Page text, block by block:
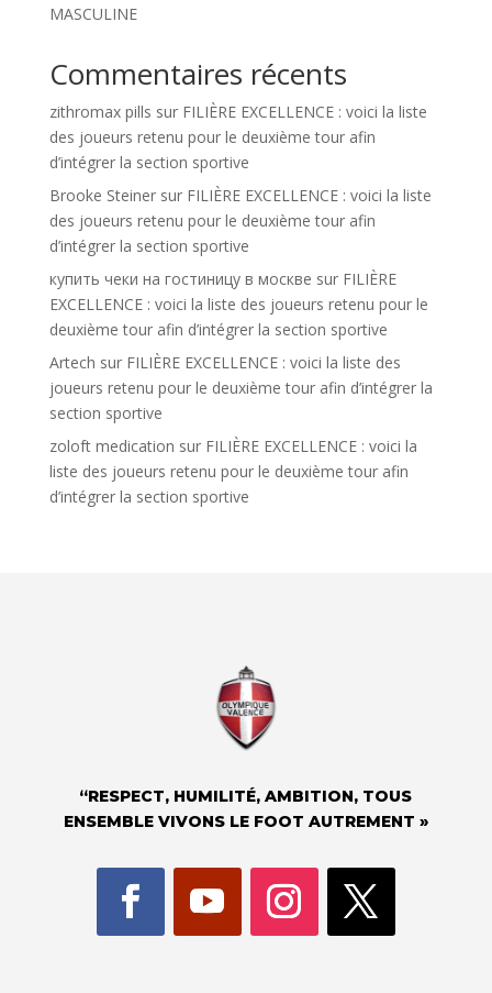
MASCULINE
Commentaires récents
zithromax pills sur FILIÈRE EXCELLENCE : voici la liste
des joueurs retenu pour le deuxième tour afin
d’intégrer la section sportive
Brooke Steinersur FILIÈRE EXCELLENCE : voici la liste
des joueurs retenu pour le deuxième tour afin
d’intégrer la section sportive
купить чеки на гостиницу в москве sur FILIÈRE
EXCELLENCE : voici la liste des joueurs retenu pour le
deuxième tour afin d’intégrer la section sportive
Artech sur FILIÈRE EXCELLENCE : voici la liste des
joueurs retenu pour le deuxième tour afin d’intégrer la
section sportive
zoloft medication sur FILIÈRE EXCELLENCE : voici la
liste des joueurs retenu pour le deuxième tour afin
d’intégrer la section sportive
“RESPECT, HUMILITÉ, AMBITION, TOUS
ENSEMBLE VIVONS LE FOOT AUTREMENT »